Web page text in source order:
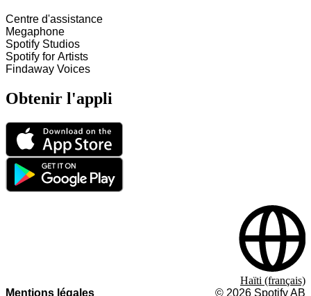
Centre d'assistance
Megaphone
Spotify Studios
Spotify for Artists
Findaway Voices
Obtenir l'appli
Mentions légales © 2026 Spotify AB
Haïti (français)